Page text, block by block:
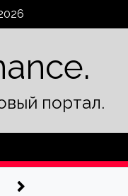
портал.